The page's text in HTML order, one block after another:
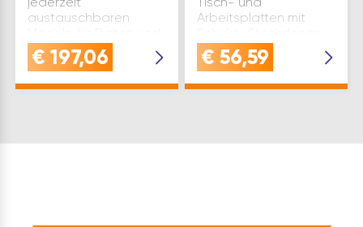
austauschbaren
Multimedia, die eine
nahezu grenzenlose
gewährleisten, sollten
€ 197,06
Arbeitsplatten mit
USB-Ladefunktion und
versenkbarem Design
StromversorgungQUALITÄT:
€ 56,59